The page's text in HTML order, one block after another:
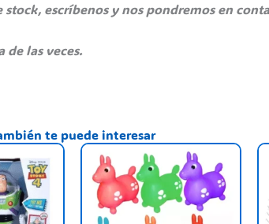
escríbenos y nos pondremos en
de las veces.
te puede interesar
Este